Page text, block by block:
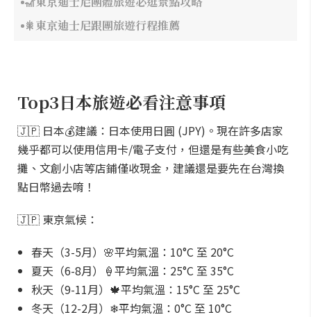
🎇東京迪士尼跟團旅遊行程推薦
Top3日本旅遊必看注意事項
🇯🇵 日本💰建議：日本使用日圓 (JPY)。現在許多店家
幾乎都可以使用信用卡/電子支付，但還是有些美食小吃
攤、文創小店等店鋪僅收現金，建議還是要先在台灣換
點日幣過去唷！
🇯🇵 東京氣候：
春天（3-5月）🌸平均氣溫：10°C 至 20°C
夏天（6-8月）🍦平均氣溫：25°C 至 35°C
秋天（9-11月）🍁平均氣溫：15°C 至 25°C
冬天（12-2月）❄平均氣溫：0°C 至 10°C